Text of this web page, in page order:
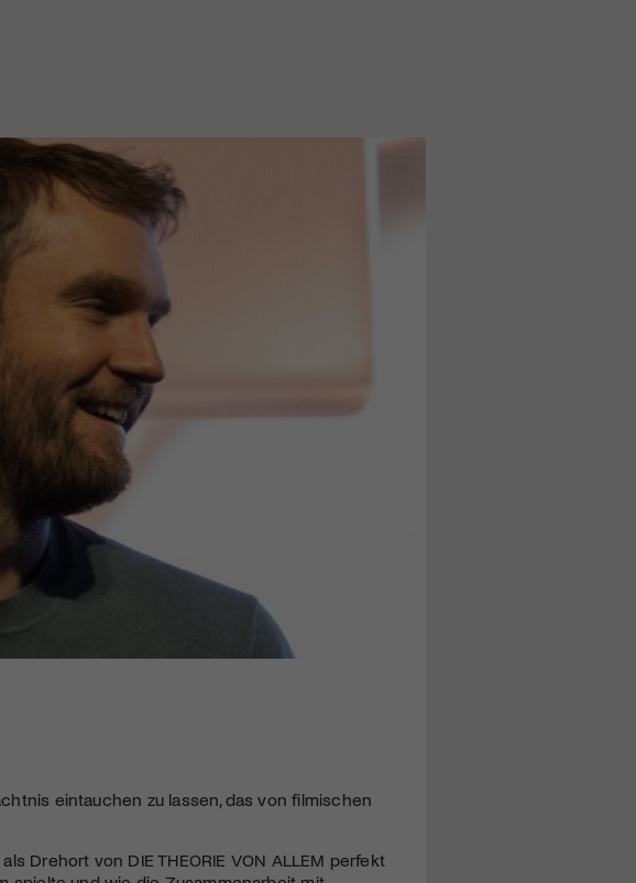
eintauchen zu lassen, das von filmischen
Drehort von DIE THEORIE VON ALLEM perfekt
oder
Zugang zu